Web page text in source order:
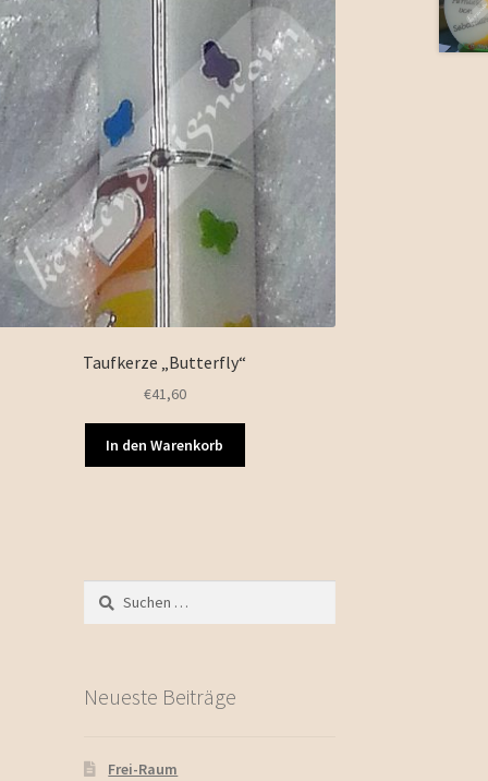
Taufkerze „Butterfly“
€41,60
In den Warenkorb
Suchen
nach:
Neueste Beiträge
Frei-Raum